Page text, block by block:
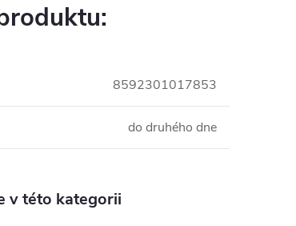
8592301017853
do druhého dne
v této kategorii